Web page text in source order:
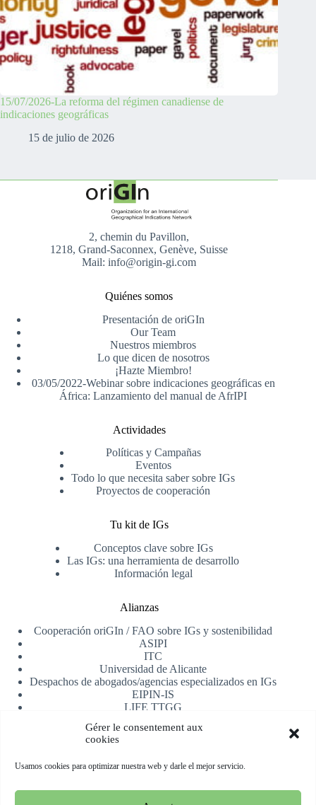
Gérer le consentement aux
cookies
Usamos cookies para optimizar nuestra web y darle el mejor servicio.
15/07/2026-La reforma del régimen canadiense de
indicaciones geográficas
15 de julio de 2026
2, chemin du Pavillon,
1218, Grand-Saconnex, Genève, Suisse
Mail: info@origin-gi.com
Quiénes somos
Presentación de oriGIn
Our Team
Nuestros miembros
Lo que dicen de nosotros
¡Hazte Miembro!
03/05/2022-Webinar sobre indicaciones geográficas en
África: Lanzamiento del manual de AfrIPI
Actividades
Políticas y Campañas
Eventos
Todo lo que necesita saber sobre IGs
Proyectos de cooperación
Tu kit de IGs
Conceptos clave sobre IGs
Las IGs: una herramienta de desarrollo
Información legal
Alianzas
Cooperación oriGIn / FAO sobre IGs y sostenibilidad
ASIPI
ITC
Universidad de Alicante
Despachos de abogados/agencias especializados en IGs
EIPIN-IS
LIFE TTGG